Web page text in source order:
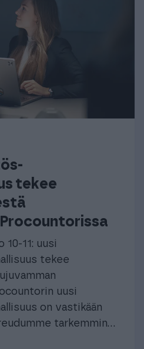
tekee
10-11: uusi
tekee
uusi
on vastikään
tarkemmin...